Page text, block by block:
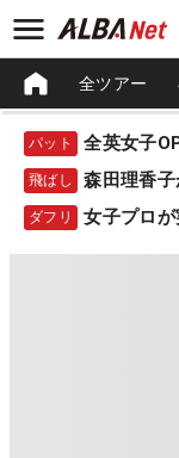
全ツアー
パット 全英女子
飛ばし 森田理香子
ダフリ 女子プロ